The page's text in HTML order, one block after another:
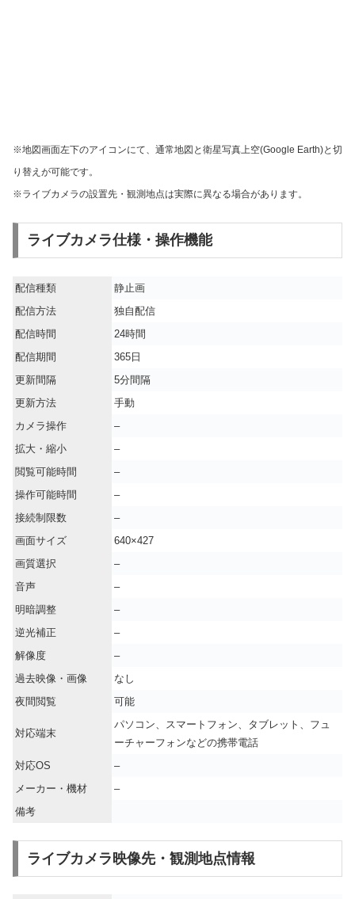
※地図画面左下のアイコンにて、通常地図と衛星写真上空(Google Earth)と切
り替えが可能です。
※ライブカメラの設置先・観測地点は実際に異なる場合があります。
ライブカメラ仕様・操作機能
配信種類
静止画
配信方法
独自配信
配信時間
24時間
配信期間
365日
更新間隔
5分間隔
更新方法
手動
カメラ操作
–
拡大・縮小
–
閲覧可能時間
–
操作可能時間
–
接続制限数
–
画面サイズ
640×427
画質選択
–
音声
–
明暗調整
–
逆光補正
–
解像度
–
過去映像・画像
なし
夜間閲覧
可能
対応端末
パソコン、スマートフォン、タブレット、フュ
ーチャーフォンなどの携帯電話
対応OS
–
メーカー・機材
–
備考
ライブカメラ映像先・観測地点情報